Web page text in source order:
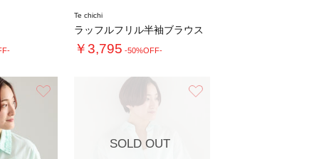
Te chichi
ラッフルフリル半袖ブラウス
￥3,795 -50%OFF-
SOLD OUT